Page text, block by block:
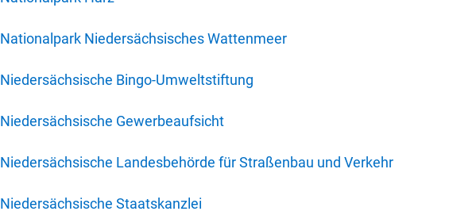
Nationalpark Niedersächsisches Wattenmeer
Niedersächsische Bingo-Umweltstiftung
Niedersächsische Gewerbeaufsicht
Niedersächsische Landesbehörde für Straßenbau und Verkehr
Niedersächsische Staatskanzlei